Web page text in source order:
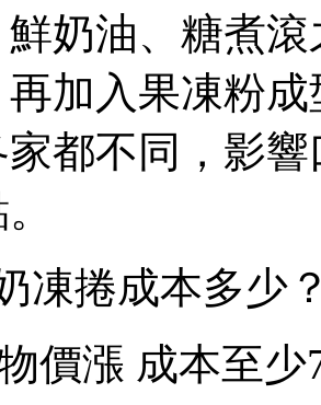
鮮奶油、糖煮
加入果凍粉
家都不同，影
捲成本多少
漲 成本至少